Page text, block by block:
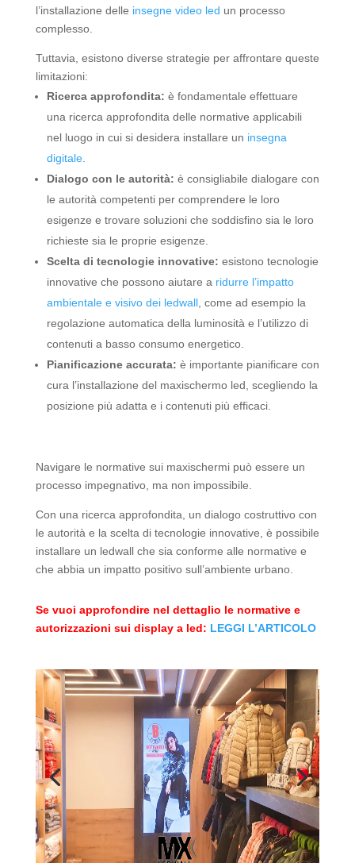
l’installazione delle insegne video led un processo
complesso.
Tuttavia, esistono diverse strategie per affrontare queste
limitazioni:
Ricerca approfondita: è fondamentale effettuare
una ricerca approfondita delle normative applicabili
nel luogo in cui si desidera installare un insegna
digitale.
Dialogo con le autorità: è consigliabile dialogare con
le autorità competenti per comprendere le loro
esigenze e trovare soluzioni che soddisfino sia le loro
richieste sia le proprie esigenze.
Scelta di tecnologie innovative: esistono tecnologie
innovative che possono aiutare a ridurre l’impatto
ambientale e visivo dei ledwall, come ad esempio la
regolazione automatica della luminosità e l’utilizzo di
contenuti a basso consumo energetico.
Pianificazione accurata: è importante pianificare con
cura l’installazione del maxischermo led, scegliendo la
posizione più adatta e i contenuti più efficaci.
Navigare le normative sui maxischermi può essere un
processo impegnativo, ma non impossibile.
Con una ricerca approfondita, un dialogo costruttivo con
le autorità e la scelta di tecnologie innovative, è possibile
installare un ledwall che sia conforme alle normative e
che abbia un impatto positivo sull’ambiente urbano.
Se vuoi approfondire nel dettaglio le normative e
autorizzazioni sui display a led: LEGGI L’ARTICOLO